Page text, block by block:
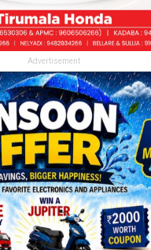
Advertisement